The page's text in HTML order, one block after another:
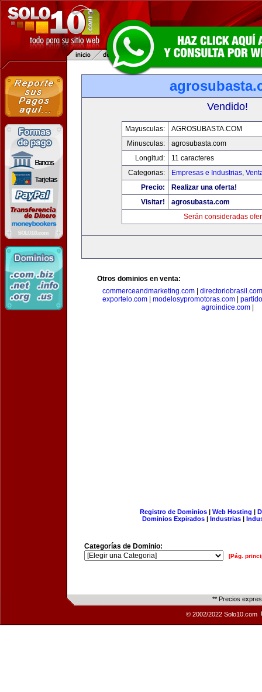
Vendido!
Mayusculas:
AGROSUBASTA.COM
Minusculas:
agrosubasta.com
Longitud:
11 caracteres
Categorias:
Empresas e Industrias,
Precio:
Realizar una oferta!
Visitar!
agrosubasta.com
Serán consideradas
Otros dominios en venta:
commerceandmarketing.com| directoriobrasil.com
exportelo.com
modelosypromotoras.com
agroindice.com
Registro de Dominios| Web Hosting |
Dominios Expirados | Industrias |
Categorías de Dominio:
[Pág.
** Precios
© 2002/2022 Solo10.com